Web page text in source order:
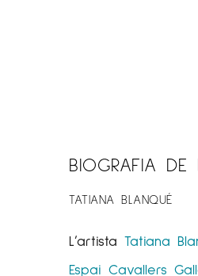
BIOGRAFIA DE
TATIANA BLANQUÉ
L’artista Tatiana
Espai Cavallers